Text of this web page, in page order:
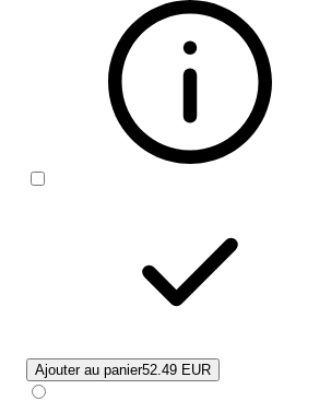
Ajouter au panier52.49 EUR